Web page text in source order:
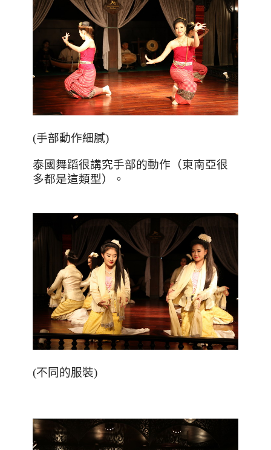
(手部動作細膩)
泰國舞蹈很講究手部的動作（東南亞很
多都是這類型）。
(不同的服裝)